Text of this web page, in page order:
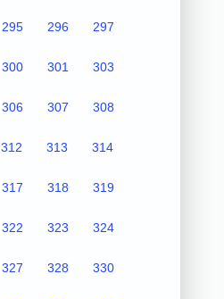
295 296 297
300 301 303
306 307 308
312 313 314
317 318 319
322 323 324
327 328 330